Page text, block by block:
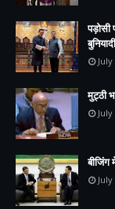
मुट्ठी